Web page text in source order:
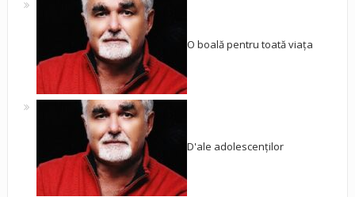
O boală pentru toată viața
D'ale adolescenților